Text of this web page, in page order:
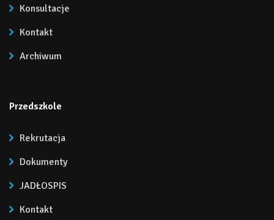
Konsultacje
Kontakt
Archiwum
Przedszkole
Rekrutacja
Dokumenty
JADŁOSPIS
Kontakt